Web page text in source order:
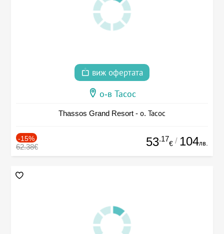
виж офертата
о-в Тасос
Thassos Grand Resort - о. Тасос
-15%
62.38€ 53.17
€ / 104лв.